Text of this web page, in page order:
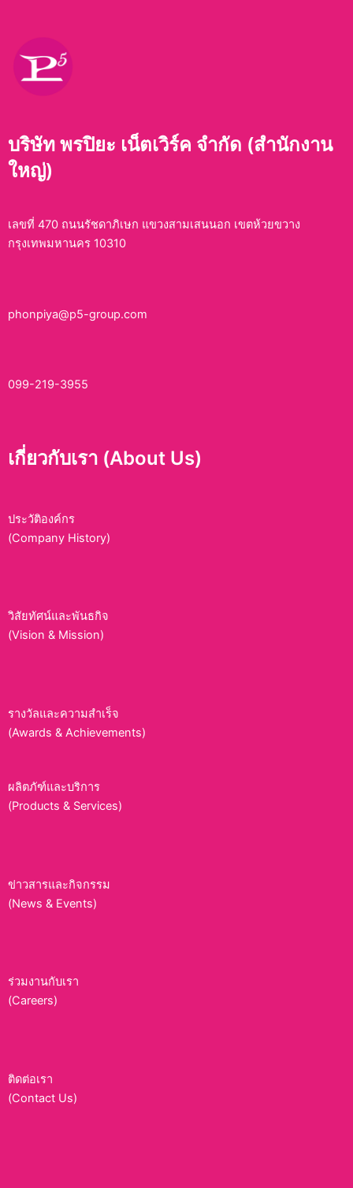
บริษัท พรปิยะ เน็ตเวิร์ค จำกัด (สำนักงาน
ใหญ่)
เลขที่ 470 ถนนรัชดาภิเษก แขวงสามเสนนอก เขตห้วยขวาง
กรุงเทพมหานคร 10310
phonpiya@p5-group.com
099-219-3955
เกี่ยวกับเรา (About Us)
ประวัติองค์กร
(Company History)
วิสัยทัศน์และพันธกิจ
(Vision & Mission)
รางวัลและความสำเร็จ
(Awards & Achievements)
ผลิตภัฑ์และบริการ
(Products & Services)
ข่าวสารและกิจกรรม
(News & Events)
ร่วมงานกับเรา
(Careers)
ติดต่อเรา
(Contact Us)